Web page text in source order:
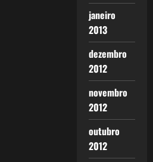
janeiro
2013
dezembro
2012
novembro
2012
outubro
2012